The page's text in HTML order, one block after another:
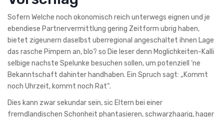
Sofern Welche noch okonomisch reich unterwegs eignen und je
ebendiese Partnervermittlung gering Zeitform ubrig haben,
bietet zigeunern daselbst uberregional angeschaltet ihnen Lage
das rasche Pimpern an, blo? so Die leser denn Moglichkeiten-Kalli
selbige nachste Spelunke besuchen sollen, um potenziell ‘ne
Bekanntschaft dahinter handhaben. Ein Spruch sagt: „Kommt
noch Uhrzeit, kommt noch Rat“.
Dies kann zwar sekundar sein, sic Eltern bei einer
fremdlandischen Schonheit phantasieren, schwarzhaarig, hager